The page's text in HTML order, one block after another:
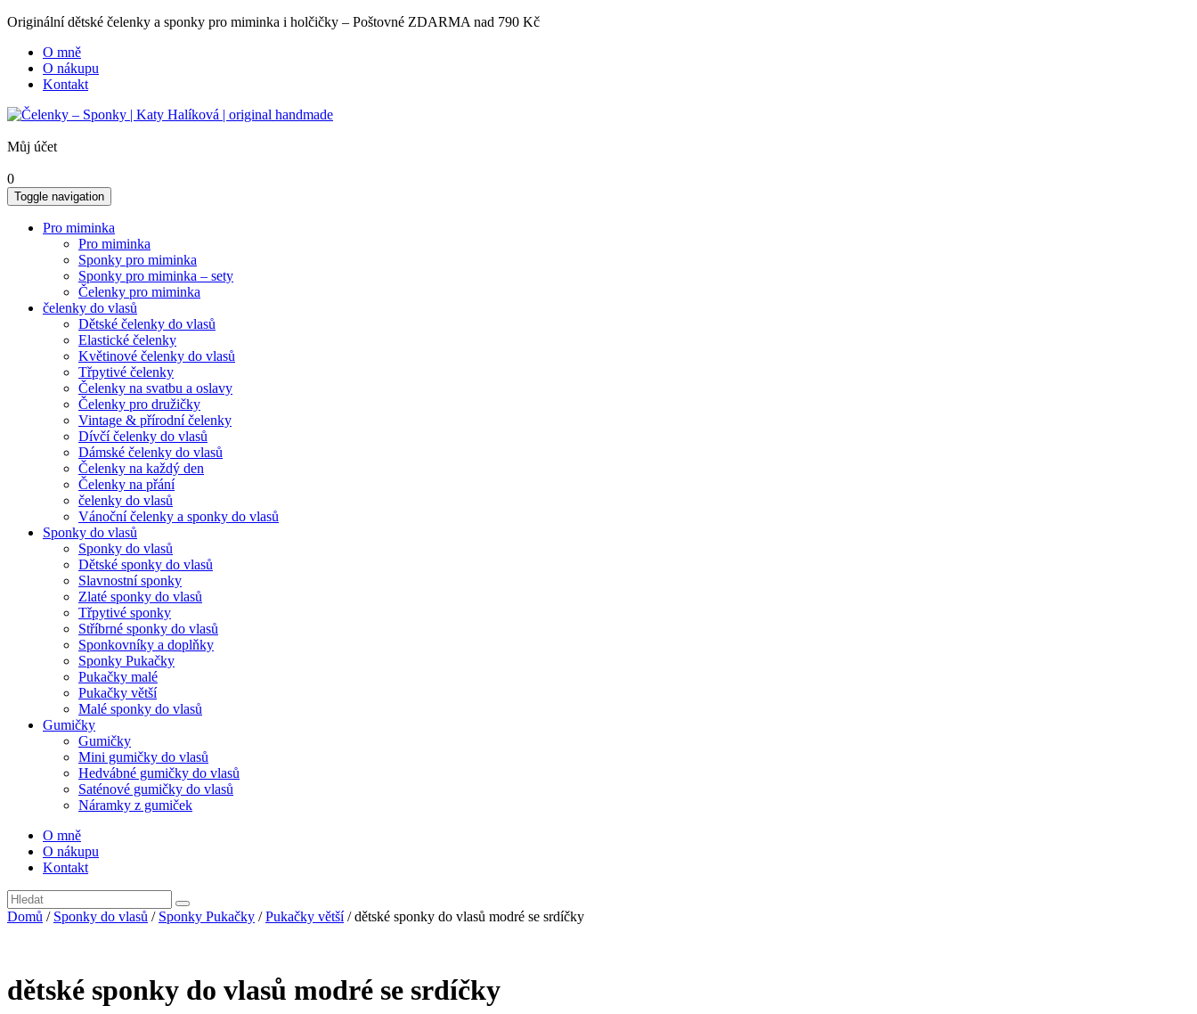
Originální dětské čelenky a sponky pro miminka i holčičky – Poštovné ZDARMA nad 790 Kč
O mně
O nákupu
Kontakt
Můj účet
0
Toggle navigation
Pro miminka
Pro miminka
Sponky pro miminka
Sponky pro miminka – sety
Čelenky pro miminka
čelenky do vlasů
Dětské čelenky do vlasů
Elastické čelenky
Květinové čelenky do vlasů
Třpytivé čelenky
Čelenky na svatbu a oslavy
Čelenky pro družičky
Vintage & přírodní čelenky
Dívčí čelenky do vlasů
Dámské čelenky do vlasů
Čelenky na každý den
Čelenky na přání
čelenky do vlasů
Vánoční čelenky a sponky do vlasů
Sponky do vlasů
Sponky do vlasů
Dětské sponky do vlasů
Slavnostní sponky
Zlaté sponky do vlasů
Třpytivé sponky
Stříbrné sponky do vlasů
Sponkovníky a doplňky
Sponky Pukačky
Pukačky malé
Pukačky větší
Malé sponky do vlasů
Gumičky
Gumičky
Mini gumičky do vlasů
Hedvábné gumičky do vlasů
Saténové gumičky do vlasů
Náramky z gumiček
O mně
O nákupu
Kontakt
Domů / Sponky do vlasů / Sponky Pukačky /Pukačky větší/ dětské sponky do vlasů modré se srdíčky
dětské sponky do vlasů modré se srdíčky